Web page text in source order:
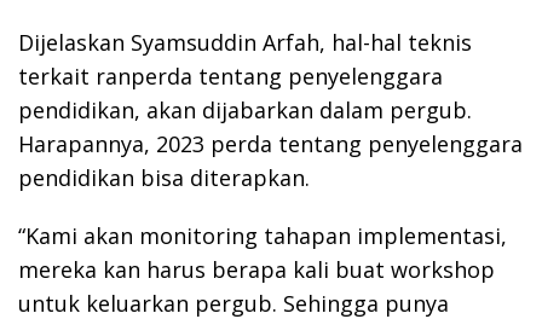
Dijelaskan Syamsuddin Arfah, hal-hal teknis
terkait ranperda tentang penyelenggara
pendidikan, akan dijabarkan dalam pergub.
Harapannya, 2023 perda tentang penyelenggara
pendidikan bisa diterapkan.
“Kami akan monitoring tahapan implementasi,
mereka kan harus berapa kali buat workshop
untuk keluarkan pergub. Sehingga punya